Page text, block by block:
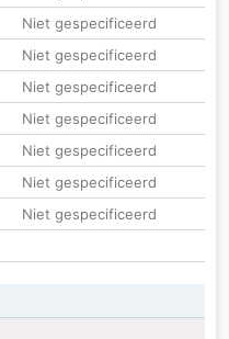
Niet gespecificeerd
Niet gespecificeerd
Niet gespecificeerd
Niet gespecificeerd
Niet gespecificeerd
Niet gespecificeerd
Niet gespecificeerd